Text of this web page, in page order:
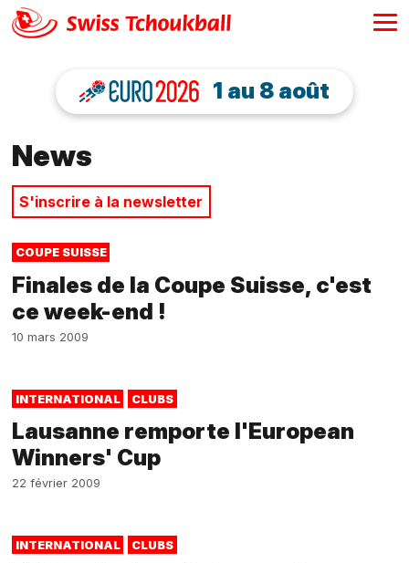
1 au 8 août
News
S'inscrire à la newsletter
COUPE SUISSE
Finales de la Coupe Suisse, c'est
ce week-end !
10 mars 2009
INTERNATIONAL CLUBS
Lausanne remporte l'European
Winners' Cup
22 février 2009
INTERNATIONAL CLUBS